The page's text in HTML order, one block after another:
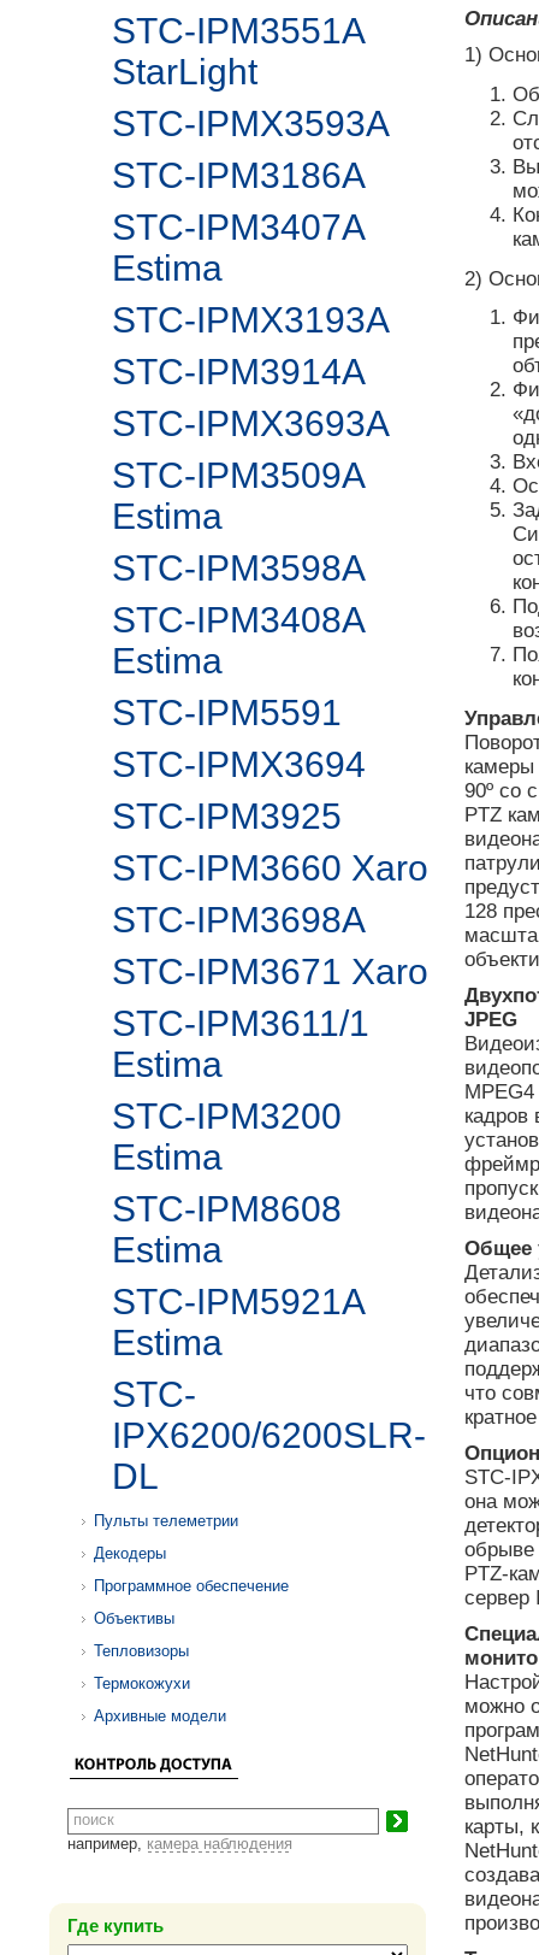
STC-IPM3551A
StarLight
STC-IPMX3593A
STC-IPM3186A
STC-IPM3407A
Estima
STC-IPMX3193A
STC-IPM3914A
STC-IPMX3693A
STC-IPM3509A
Estima
STC-IPM3598A
STC-IPM3408A
Estima
STC-IPM5591
STC-IPMX3694
STC-IPM3925
STC-IPM3660 Xaro
STC-IPM3698A
STC-IPM3671 Xaro
STC-IPM3611/1
Estima
STC-IPM3200
Estima
STC-IPM8608
Estima
STC-IPM5921A
Estima
STC-
IPX6200/6200SLR-
DL
Пульты телеметрии
Декодеры
Программное обеспечение
Объективы
Тепловизоры
Термокожухи
Архивные модели
например, камера наблюдения
Где купить
1)
2)
камеры
90º со
PTZ
128
JPEG
кадров
Общее
что
STC-
она
обрыве
PTZ-
сервер
можно
карты,